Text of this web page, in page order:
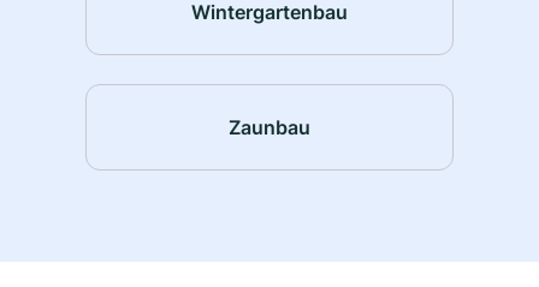
Wintergartenbau
Zaunbau